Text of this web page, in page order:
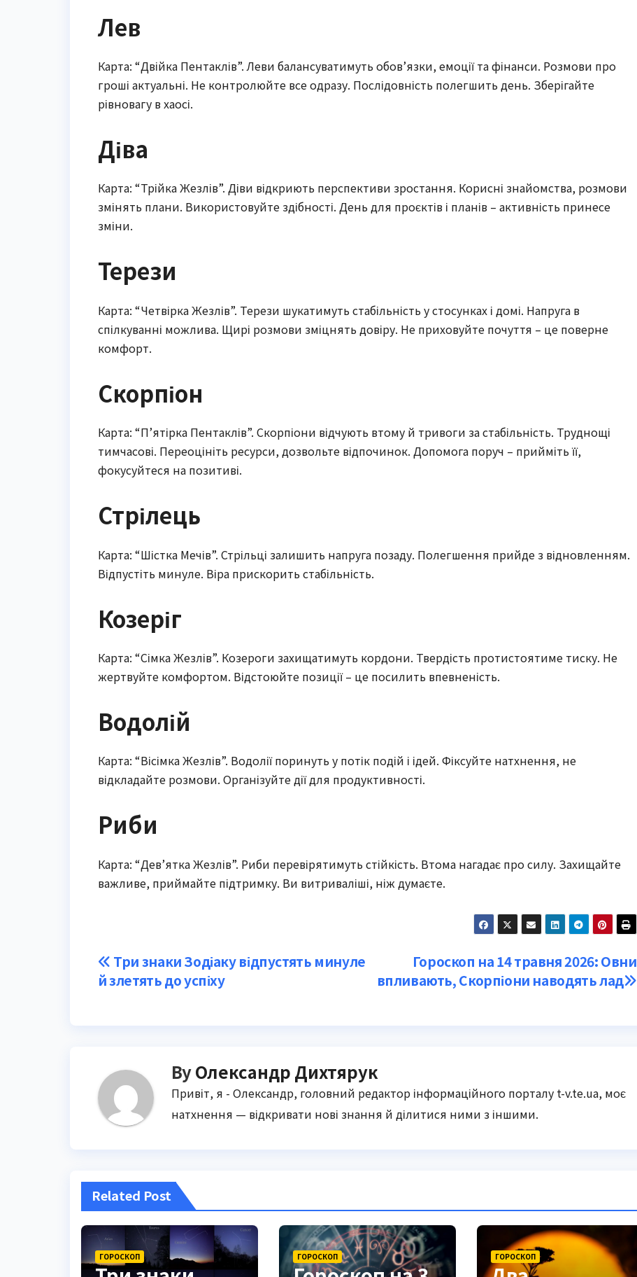
Лев
Карта: “Двійка Пентаклів”. Леви балансуватимуть обов’язки, емоції та фінанси. Розмови про
гроші актуальні. Не контролюйте все одразу. Послідовність полегшить день. Зберігайте
рівновагу в хаосі.
Діва
Карта: “Трійка Жезлів”. Діви відкриють перспективи зростання. Корисні знайомства, розмови
змінять плани. Використовуйте здібності. День для проєктів і планів – активність принесе
зміни.
Терези
Карта: “Четвірка Жезлів”. Терези шукатимуть стабільність у стосунках і домі. Напруга в
спілкуванні можлива. Щирі розмови зміцнять довіру. Не приховуйте почуття – це поверне
комфорт.
Скорпіон
Карта: “П’ятірка Пентаклів”. Скорпіони відчують втому й тривоги за стабільність. Труднощі
тимчасові. Переоцініть ресурси, дозвольте відпочинок. Допомога поруч – прийміть її,
фокусуйтеся на позитиві.
Стрілець
Карта: “Шістка Мечів”. Стрільці залишить напруга позаду. Полегшення прийде з відновленням.
Відпустіть минуле. Віра прискорить стабільність.
Козеріг
Карта: “Сімка Жезлів”. Козероги захищатимуть кордони. Твердість протистоятиме тиску. Не
жертвуйте комфортом. Відстоюйте позиції – це посилить впевненість.
Водолій
Карта: “Вісімка Жезлів”. Водолії поринуть у потік подій і ідей. Фіксуйте натхнення, не
відкладайте розмови. Організуйте дії для продуктивності.
Риби
Карта: “Дев’ятка Жезлів”. Риби перевірятимуть стійкість. Втома нагадає про силу. Захищайте
важливе, приймайте підтримку. Ви витриваліші, ніж думаєте.
Post
navigation
Гороскоп на 14 травня 2026: Овни
впливають, Скорпіони наводять лад
Три знаки Зодіаку відпустять минуле
й злетять до успіху
ByОлександр Дихтярук
Привіт, я - Олександр, головний редактор інформаційного порталу t-v.te.ua, моє
натхнення — відкривати нові знання й ділитися ними з іншими.
Related Post
ГОРОСКОП ГОРОСКОП ГОРОСКОП